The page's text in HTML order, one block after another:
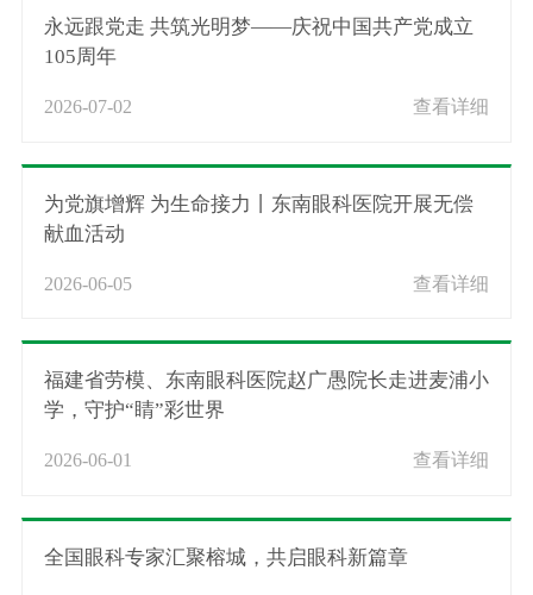
永远跟党走 共筑光明梦——庆祝中国共产党成立
105周年
2026-07-02 查看详细
为党旗增辉 为生命接力丨东南眼科医院开展无偿
献血活动
2026-06-05 查看详细
福建省劳模、东南眼科医院赵广愚院长走进麦浦小
学，守护“睛”彩世界
2026-06-01 查看详细
全国眼科专家汇聚榕城，共启眼科新篇章